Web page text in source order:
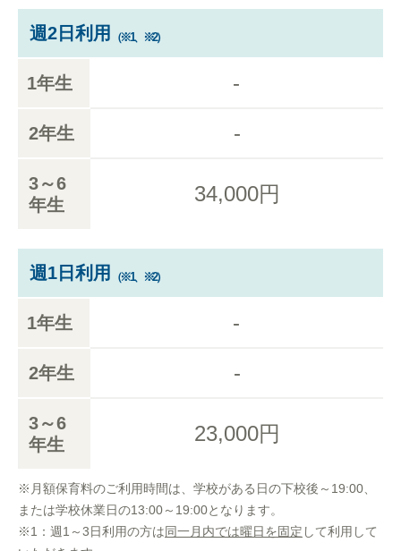
週2日利用 （※1、※2）
1年生 -
2年生 -
3～6
年生
34,000円
週1日利用 （※1、※2）
1年生 -
2年生 -
3～6
年生
23,000円
※月額保育料のご利用時間は、学校がある日の下校後～19:00、
または学校休業日の13:00～19:00となります。
※1：週1～3日利用の方は同一月内では曜日を固定 して利用して